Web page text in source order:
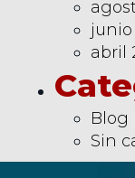
junio
abril
Blog
Sin